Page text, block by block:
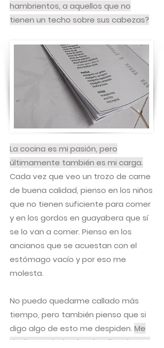
hambrientos, a aquellos que no
tienen un techo sobre sus cabezas?
La cocina es mi pasión, pero
últimamente también es mi carga.
Cada vez que veo un trozo de carne
de buena calidad, pienso en los niños
que no tienen suficiente para comer
y en los gordos en guayabera que sí
se lo van a comer. Pienso en los
ancianos que se acuestan con el
estómago vacío y por eso me
molesta.
No puedo quedarme callado más
tiempo, pero también pienso que si
digo algo de esto me despiden. Me
duele seguir siendo cómplice de ese